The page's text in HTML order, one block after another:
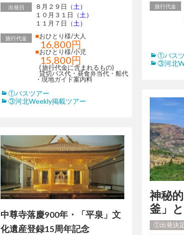
出発日 ８月２９日（ 土）
１０月３１日（ 土）
１１月７日（ 土）
旅行代金 ■おひとり様/大人
16,800円
■おひとり様/小児
15,800円
( 旅行代金に含まれるもの)
貸切バス代・昼食弁当代・船代
・現地ガイド案内料
①バスツアー
③河北Weekly掲載ツアー
旅行代金
①バス
③河北
神秘
釜」
①出発決
中尊寺落慶900年・「平泉」文
化遺産登録15周年記念